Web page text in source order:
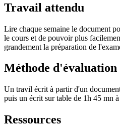
Travail attendu
Lire chaque semaine le document
le cours et de pouvoir plus
grandement la préparation de
Méthode d'évaluation
Un travil écrit à partir d'un
puis un écrit sur table de 1h 45 mn
Ressources